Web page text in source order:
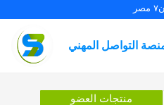
التواصل المهني
منتجات العضو